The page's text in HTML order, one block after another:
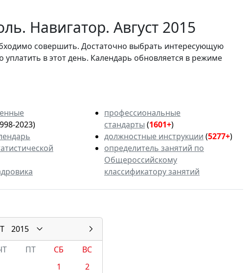
Навигатор. Август 2015
совершить. Достаточно выбрать интересующую
в этот день. Календарь обновляется в режиме
2023)
профессиональные
стандарты (1601+)
должностные инструкции (5277+)
определитель занятий по
Общероссийскому
классификатору занятий
2015
ПТ СБ
ВС
1
2